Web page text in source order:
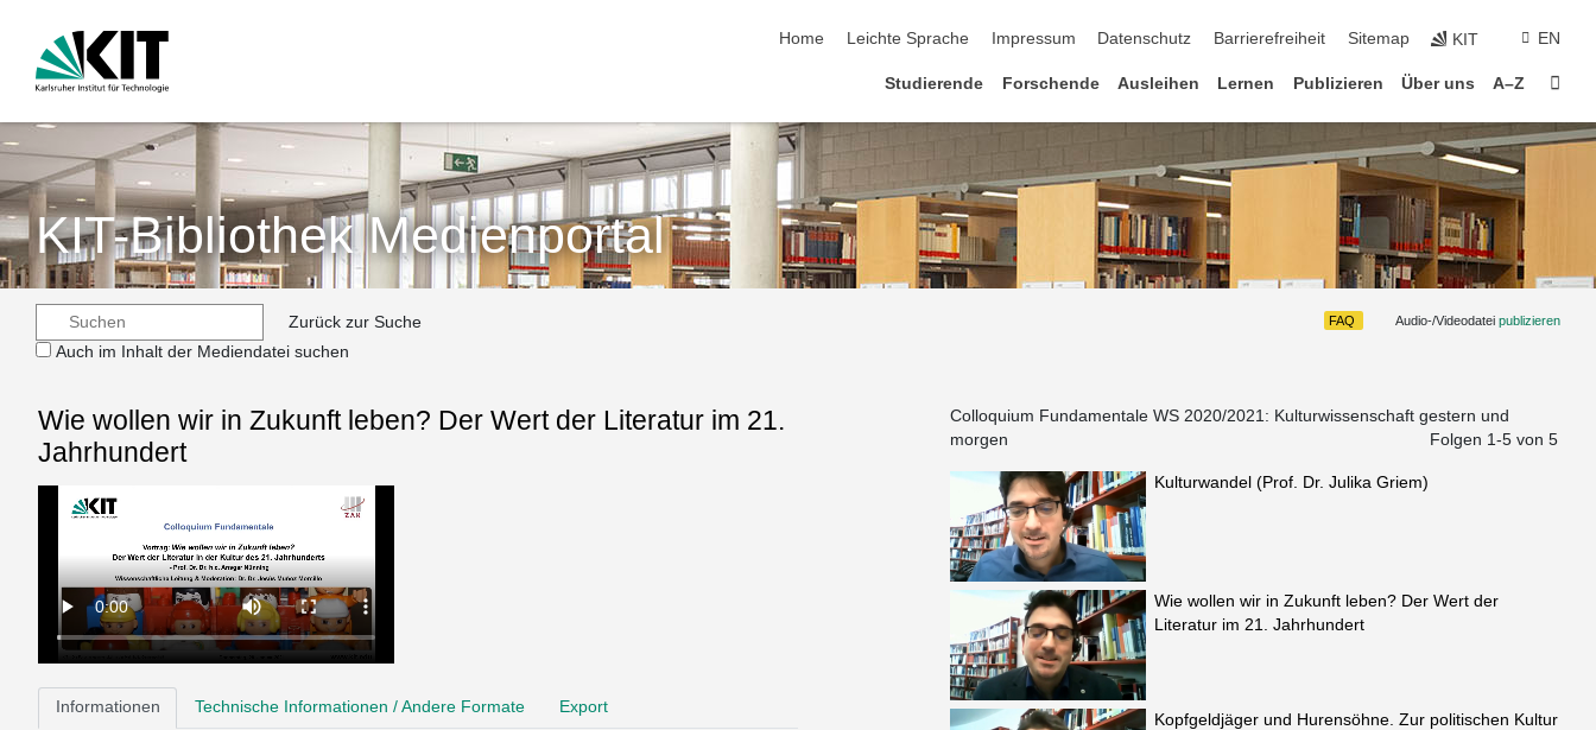
Home Leichte Sprache Impressum Datenschutz Barrierefreiheit Sitemap KIT EN
Studierende Forschende Ausleihen Lernen Publizieren Über uns A–Z
KIT-Bibliothek Medienportal
Zurück zur Suche
Auch im Inhalt der Mediendatei suchen
FAQ Audio-/Videodateipublizieren
Wie wollen wir in Zukunft leben? Der Wert der Literatur im 21.
Jahrhundert
Informationen Technische Informationen / Andere Formate Export
Colloquium Fundamentale WS 2020/2021: Kulturwissenschaft gestern und
morgen
Folgen 1-5 von 5
Kulturwandel (Prof. Dr. Julika Griem)
Wie wollen wir in Zukunft leben? Der Wert der
Literatur im 21. Jahrhundert
Kopfgeldjäger und Hurensöhne. Zur politischen Kultur